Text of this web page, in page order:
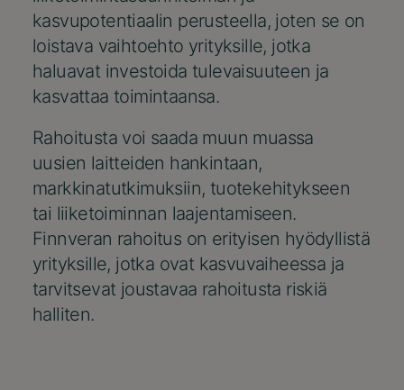
kasvupotentiaalin perusteella, joten se on
loistava vaihtoehto yrityksille, jotka
haluavat investoida tulevaisuuteen ja
kasvattaa toimintaansa.
Rahoitusta voi saada muun muassa
uusien laitteiden hankintaan,
markkinatutkimuksiin, tuotekehitykseen
tai liiketoiminnan laajentamiseen.
Finnveran rahoitus on erityisen hyödyllistä
yrityksille, jotka ovat kasvuvaiheessa ja
tarvitsevat joustavaa rahoitusta riskiä
halliten.